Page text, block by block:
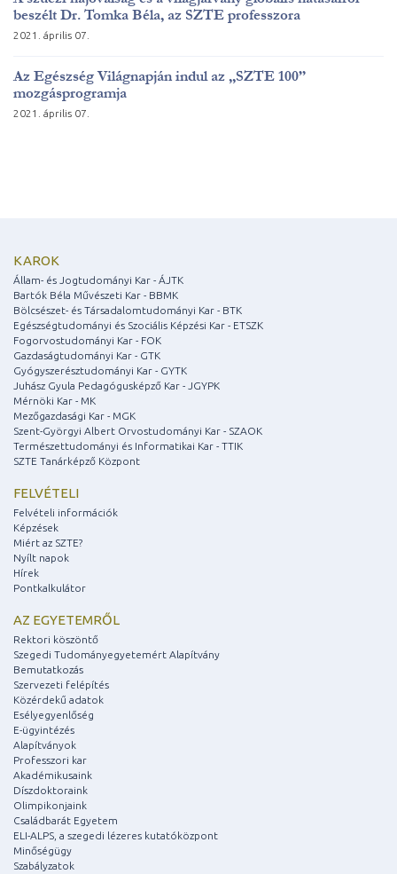
beszélt Dr. Tomka Béla, az SZTE professzora
2021. április 07.
Az Egészség Világnapján indul az „SZTE 100”
mozgásprogramja
2021. április 07.
KAROK
Állam- és Jogtudományi Kar - ÁJTK
Bartók Béla Művészeti Kar - BBMK
Bölcsészet- és Társadalomtudományi Kar - BTK
Egészségtudományi és Szociális Képzési Kar - ETSZK
Fogorvostudományi Kar - FOK
Gazdaságtudományi Kar - GTK
Gyógyszerésztudományi Kar - GYTK
Juhász Gyula Pedagógusképző Kar - JGYPK
Mérnöki Kar - MK
Mezőgazdasági Kar - MGK
Szent-Györgyi Albert Orvostudományi Kar - SZAOK
Természettudományi és Informatikai Kar - TTIK
SZTE Tanárképző Központ
FELVÉTELI
Felvételi információk
Képzések
Miért az SZTE?
Nyílt napok
Hírek
Pontkalkulátor
AZ EGYETEMRŐL
Rektori köszöntő
Szegedi Tudományegyetemért Alapítvány
Bemutatkozás
Szervezeti felépítés
Közérdekű adatok
Esélyegyenlőség
E-ügyintézés
Alapítványok
Professzori kar
Akadémikusaink
Díszdoktoraink
Olimpikonjaink
Családbarát Egyetem
ELI-ALPS, a szegedi lézeres kutatóközpont
Minőségügy
Szabályzatok